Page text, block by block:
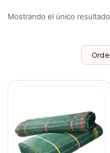
Mostrando el único resultado